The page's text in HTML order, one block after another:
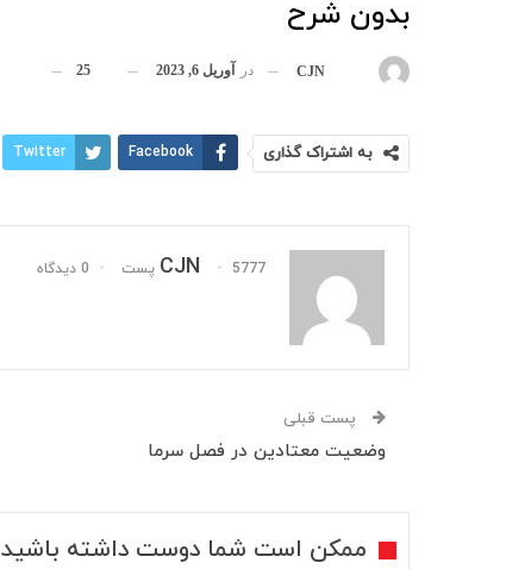
بدون شرح
CJN در آوریل 6, 2023 25
به اشتراک گذاری Facebook
Twitter
CJN 5777 پست 0 دیدگاه
پست قبلی
وضعیت معتادین در فصل سرما
ممکن است شما دوست داشته باشید